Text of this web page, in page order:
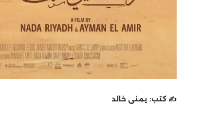
✍️ كتب: يمنى خالد